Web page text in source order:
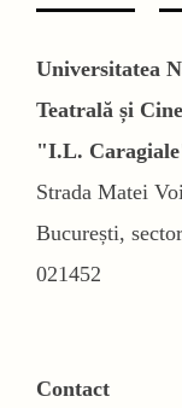
Universitatea
Teatrală și
"I.L.
Strada Matei
București,
021452
Contact